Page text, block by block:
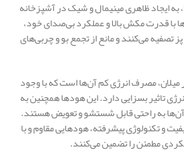
به ایجاد ظاهری مینیمال و شیک در آشپزخانه
با قدرت مکش بالا و عملکرد بی‌صدای خود،
تصفیه می‌کنند و مانع از تجمع بو و چربی‌های
میلان، مصرف انرژی کم آن‌ها است که با وجود
تاثیر بسزایی دارد. این هودها همچنین به
به راحتی قابل شستشو و تعویض هستند.
و تکنولوژی پیشرفته، هودهایی مقاوم و با
مطمئن را تضمین می‌کنند.